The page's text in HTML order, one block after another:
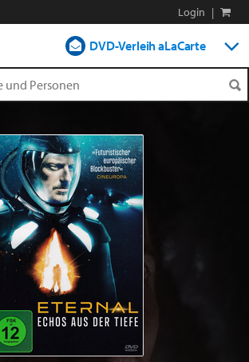
Login |
DVD-Verleih aLaCarte
Shop
Blog